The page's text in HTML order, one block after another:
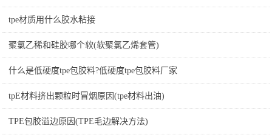
tpe材质用什么胶水粘接
聚氯乙稀和硅胶哪个软(软聚氯乙烯套管)
什么是低硬度tpe包胶料?低硬度tpe包胶料厂家
tpE材料挤出颗粒时冒烟原因(tpe材料出油)
TPE包胶溢边原因(TPE毛边解决方法)